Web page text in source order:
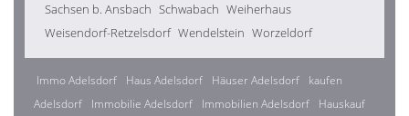
Sachsen b. Ansbach Schwabach Weiherhaus
Weisendorf-Retzelsdorf Wendelstein Worzeldorf
Immo Adelsdorf Haus Adelsdorf Häuser Adelsdorf
kaufen
Adelsdorf
Immobilie Adelsdorf Immobilien Adelsdorf
Hauskauf